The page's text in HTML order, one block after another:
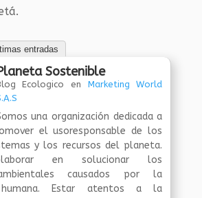
entradas
Sostenible
Ecologico en Marketing World
una organización dedicada a
el usoresponsable de los
y los recursos del planeta.
en solucionar los
causados por la
humana. Estar atentos a la